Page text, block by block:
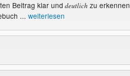
Beitrag klar und deutlichzu erkennen
... weiterlesen